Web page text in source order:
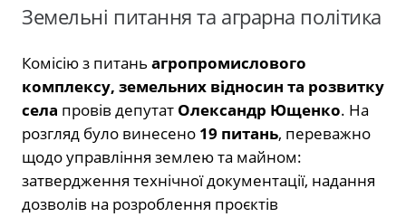
Земельні питання та аграрна політика
Комісію з питань агропромислового
комплексу, земельних відносин та розвитку
села провів депутат Олександр Ющенко. На
розгляд було винесено 19 питань, переважно
щодо управління землею та майном:
затвердження технічної документації, надання
дозволів на розроблення проєктів